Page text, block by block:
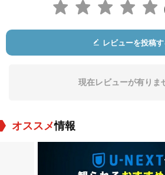
ウェイド・ドミンゲ
Bruklin Harris
Mercello Thedford Roberto Alvarez
役：Gusmaro
レビューを投稿す
現在レビューが有りま
オススメ情報